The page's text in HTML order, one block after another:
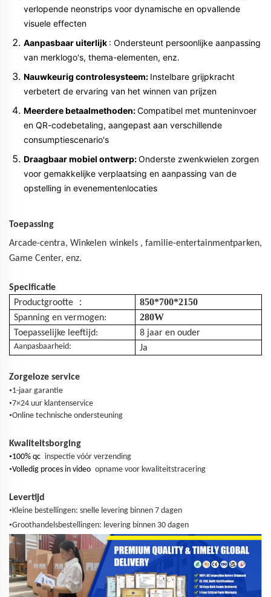
verlopende neonstrips voor dynamische en opvallende
visuele effecten
Aanpasbaar uiterlijk : Ondersteunt persoonlijke aanpassing
van merklogo's, thema-elementen, enz.
Nauwkeurig controlesysteem: Instelbare grijpkracht
verbetert de ervaring van het winnen van prijzen
Meerdere betaalmethoden:Compatibel met munteninvoer
en QR-codebetaling, aangepast aan verschillende
consumptiescenario's
Draagbaar mobiel ontwerp:Onderste zwenkwielen zorgen
voor gemakkelijke verplaatsing en aanpassing van de
opstelling in evenementenlocaties
Toepassing
Arcade-centra,Winkelen winkels , familie-entertainmentparken,
Game Center, enz.
Specificatie
Productgrootte
： 850*700*2150
Spanning en vermogen: 280W
Toepasselijke leeftijd: 8 jaar en ouder
Aanpasbaarheid: Ja
Zorgeloze service
•1-jaar garantie
•7×24 uur klantenservice
•Online technische ondersteuning
Kwaliteitsborging
•100% qc inspectie vóór verzending
•Volledig proces in video opname voor kwaliteitstracering
Levertijd
•Kleine bestellingen: snelle levering binnen 7 dagen
•Groothandelsbestellingen: levering binnen 30 dagen